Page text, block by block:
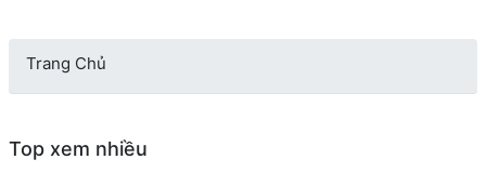
Trang Chủ
Top xem nhiều